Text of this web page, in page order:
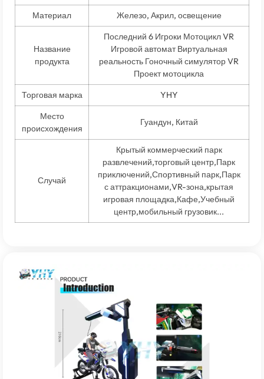
Материал
Железо, Акрил, освещение
Название
продукта
Последний 6 Игроки Мотоцикл VR
Игровой автомат Виртуальная
реальность Гоночный симулятор VR
Проект мотоцикла
Торговая марка
YHY
Место
происхождения
Гуандун, Китай
Случай
Крытый коммерческий парк
развлечений,торговый центр,Парк
приключений,Спортивный парк,Парк
с аттракционами,VR-зона,крытая
игровая площадка,Кафе,Учебный
центр,мобильный грузовик...